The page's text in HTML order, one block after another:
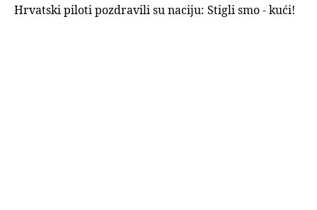
Hrvatski piloti pozdravili su naciju: Stigli smo - kući!